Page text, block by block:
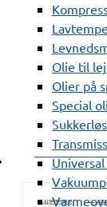
Olie til
Olier på
Special